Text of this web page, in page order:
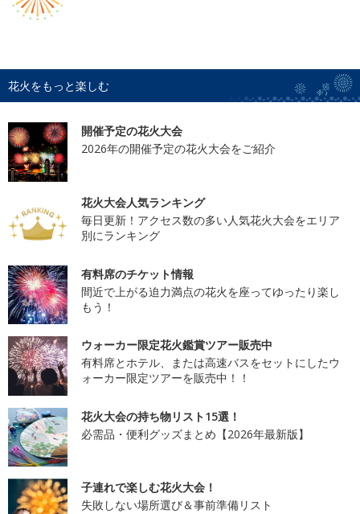
花火をもっと楽しむ
開催予定の花火大会
2026年の開催予定の花火大会をご紹介
花火大会人気ランキング
毎日更新！アクセス数の多い人気花火大会をエリア
別にランキング
有料席のチケット情報
間近で上がる迫力満点の花火を座ってゆったり楽し
もう！
ウォーカー限定花火鑑賞ツアー販売中
有料席とホテル、または高速バスをセットにしたウ
ォーカー限定ツアーを販売中！！
花火大会の持ち物リスト15選！
必需品・便利グッズまとめ【2026年最新版】
子連れで楽しむ花火大会！
失敗しない場所選び＆事前準備リスト